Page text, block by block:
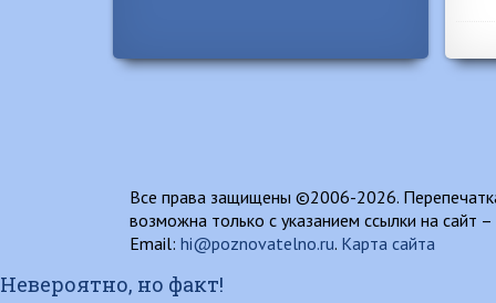
Все права защищены ©2006-2026.
возможна только с указанием ссылки на сайт –
Email: hi@poznovatelno.ru. Карта сайта
Невероятно, но факт!